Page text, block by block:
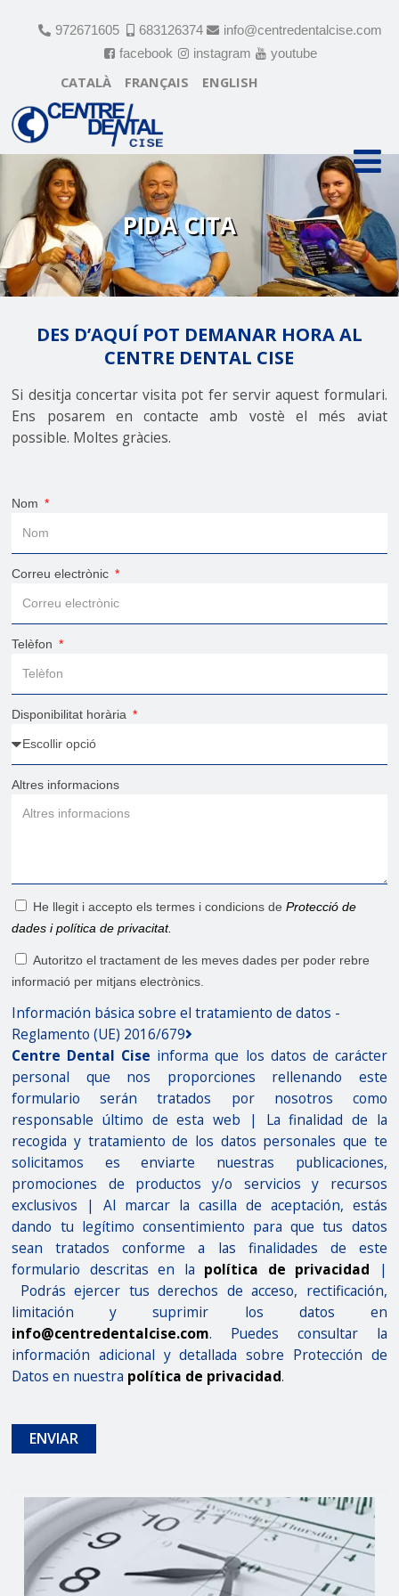
972671605 683126374
info@centredentalcise.com
facebook
instagram youtube
CATALÀ FRANÇAIS ENGLISH
PIDA CITA
DES D’AQUÍ POT DEMANAR HORA AL
CENTRE DENTAL CISE
Si desitja concertar visita pot fer servir aquest formulari.
Ens posarem en contacte amb vostè el més aviat
possible. Moltes gràcies.
Nom
Correu electrònic
Telèfon
Disponibilitat horària
Altres informacions
He llegit i accepto els termes i condicions deProtecció de
dades i política de privacitat.
Autoritzo el tractament de les meves dades per poder rebre
informació per mitjans electrònics.
Información básica sobre el tratamiento de datos -
Reglamento (UE) 2016/679
Centre Dental Cise informa que los datos de carácter
personal que nos proporciones rellenando este
formulario serán tratados por nosotros como
responsable último de esta web | La finalidad de la
recogida y tratamiento de los datos personales que te
solicitamos es enviarte nuestras publicaciones,
promociones de productos y/o servicios y recursos
exclusivos | Al marcar la casilla de aceptación, estás
dando tu legítimo consentimiento para que tus datos
sean tratados conforme a las finalidades de este
formulario descritas en la política de privacidad |
Podrás ejercer tus derechos de acceso, rectificación,
limitación y suprimir los datos en
info@centredentalcise.com. Puedes consultar la
información adicional y detallada sobre Protección de
Datos en nuestra política de privacidad.
ENVIAR